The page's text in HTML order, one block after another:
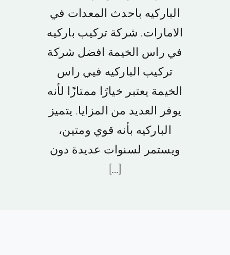
سياسة الخصوصية
الباركيه باحدث المعدات في
الامارات. شركة تركيب باركيه
في راس الخيمة افضل شركة
تركيب الباركيه فيي راس
الخيمة يعتبر خيارًا ممتازًا لأنه
يوفر العديد من المزايا. يتميز
الباركيه بأنه قوي ومتين،
ويستمر لسنوات عديدة دون
[…]